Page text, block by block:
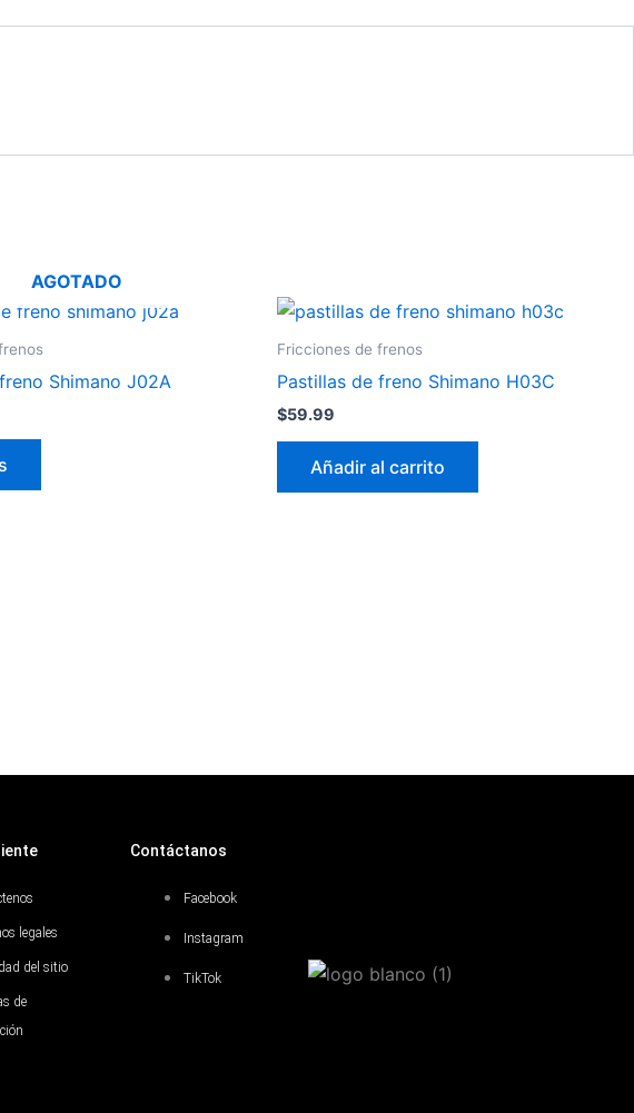
AGOTADO
Shimano J02A
Fricciones de frenos
Pastillas de freno Shimano H03C
$59.99
Añadir al carrito
legales
del sitio
de
Contáctanos
Facebook
Instagram
TikTok